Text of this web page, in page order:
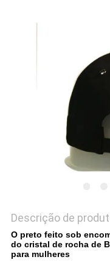
Descrição de
O preto feito sob
do cristal de rocha de
para mulheres